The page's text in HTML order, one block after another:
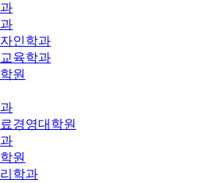
인학과
육학과
원
경영대학원
원
학과